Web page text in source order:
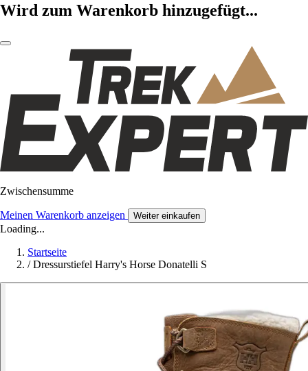
Wird zum Warenkorb hinzugefügt...
Zwischensumme
Meinen Warenkorb anzeigen Weiter einkaufen
Loading...
Startseite
/ Dressurstiefel Harry's Horse Donatelli S